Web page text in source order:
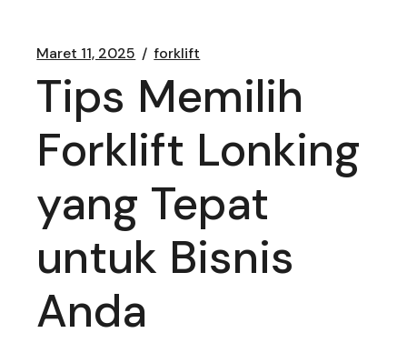
Maret 11, 2025 forklift
Tips Memilih
Forklift Lonking
yang Tepat
untuk Bisnis
Anda